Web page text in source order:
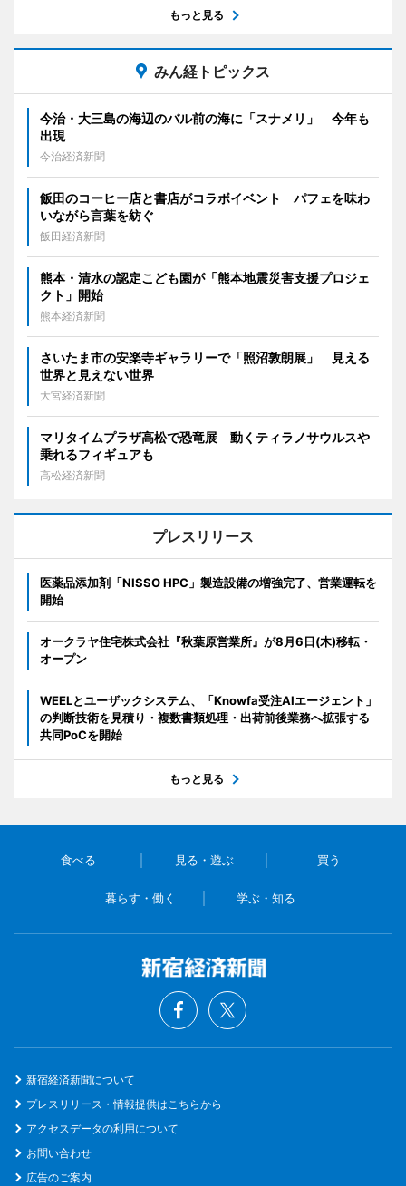
もっと見る
みん経トピックス
今治・大三島の海辺のバル前の海に「スナメリ」 今年も
出現
今治経済新聞
飯田のコーヒー店と書店がコラボイベント パフェを味わ
いながら言葉を紡ぐ
飯田経済新聞
熊本・清水の認定こども園が「熊本地震災害支援プロジェ
クト」開始
熊本経済新聞
さいたま市の安楽寺ギャラリーで「照沼敦朗展」 見える
世界と見えない世界
大宮経済新聞
マリタイムプラザ高松で恐竜展 動くティラノサウルスや
乗れるフィギュアも
高松経済新聞
プレスリリース
医薬品添加剤「NISSO HPC」製造設備の増強完了、営業運転を
開始
オークラヤ住宅株式会社『秋葉原営業所』が8月6日(木)移転・
オープン
WEELとユーザックシステム、「Knowfa受注AIエージェント」
の判断技術を見積り・複数書類処理・出荷前後業務へ拡張する
共同PoCを開始
もっと見る
食べる 見る・遊ぶ 買う
暮らす・働く 学ぶ・知る
新宿経済新聞について
プレスリリース・情報提供はこちらから
アクセスデータの利用について
お問い合わせ
広告のご案内